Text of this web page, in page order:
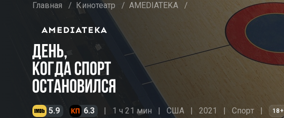
Главная / Кинотеатр / AMEDIATEKA /
5.9 6.3 1 ч 21 мин США 2021 Спорт 18+